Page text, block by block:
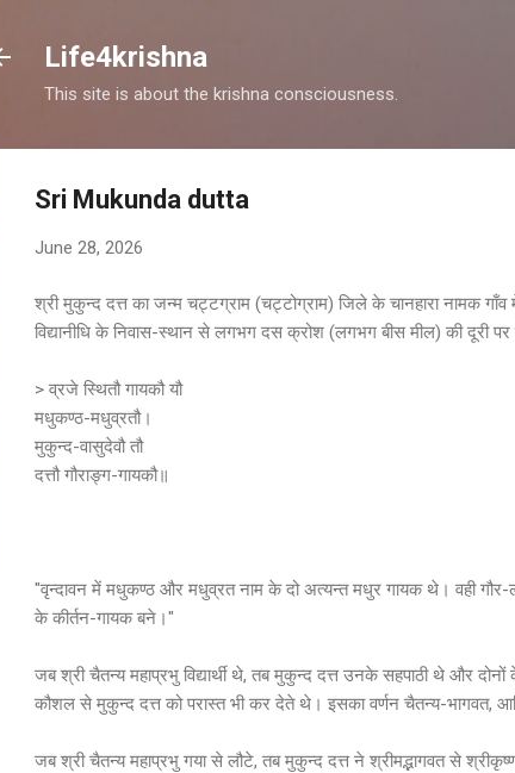
Life4krishna
This site is about the krishna consciousness.
Sri Mukunda dutta
June 28, 2026
श्री मुकुन्द दत्त का जन्म चट्टग्राम (चट्टोग्राम) जिले के चानहारा नामक
विद्यानीधि के निवास-स्थान से लगभग दस क्रोश (लगभग बीस मील) की दूरी
> व्रजे स्थितौ गायकौ यौ
मधुकण्ठ-मधुव्रतौ।
मुकुन्द-वासुदेवौ तौ
दत्तौ गौराङ्ग-गायकौ॥
"वृन्दावन में मधुकण्ठ और मधुव्रत नाम के दो अत्यन्त मधुर गायक थे। वही
के कीर्तन-गायक बने।"
जब श्री चैतन्य महाप्रभु विद्यार्थी थे, तब मुकुन्द दत्त उनके सहपाठी थे और
कौशल से मुकुन्द दत्त को परास्त भी कर देते थे। इसका वर्णन चैतन्य-भागवत,
जब श्री चैतन्य महाप्रभु गया से लौटे, तब मुकुन्द दत्त ने श्रीमद्भागवत से